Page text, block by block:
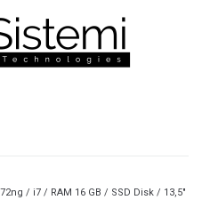
/ i7 / RAM 16 GB / SSD Disk / 13,5″